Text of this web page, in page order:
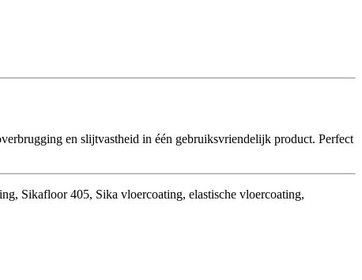
en slijtvastheid in één gebruiksvriendelijk product. Perfect
Sikafloor 405, Sika vloercoating, elastische vloercoating,